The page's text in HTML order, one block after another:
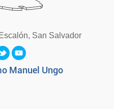
San Salvador
Manuel Ungo